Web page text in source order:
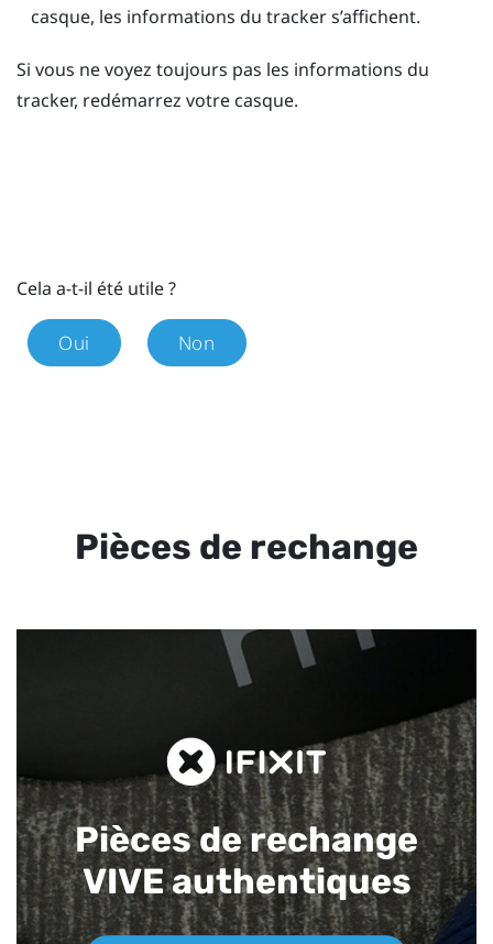
casque, les informations du tracker s’affichent.
Si vous ne voyez toujours pas les informations du
tracker, redémarrez votre casque.
Cela a-t-il été utile ?
Oui Non
Pièces de rechange
Pièces de rechange
VIVE authentiques​